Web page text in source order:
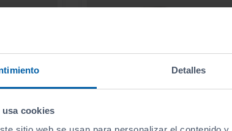
Detalles
usa cookies